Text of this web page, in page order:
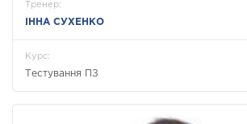
Тренер:
ІННА СУХЕНКО
Курс:
Тестування ПЗ